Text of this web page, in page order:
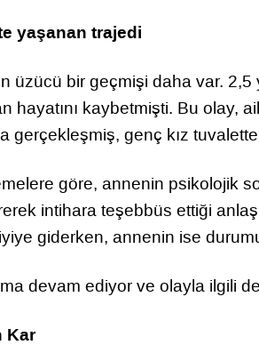
yaşanan trajedi
üzücü bir geçmişi daha var. 2,5
hayatını kaybetmişti. Bu olay,
gerçekleşmiş, genç kız
göre, annenin psikolojik
intihara teşebbüs ettiği
giderken, annenin ise
devam ediyor ve olayla ilgili
Kar